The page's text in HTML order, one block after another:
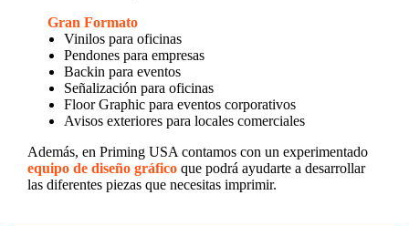
Gran Formato
Vinilos para oficinas
Pendones para empresas
Backin para eventos
Señalización para oficinas
Floor Graphic para eventos corporativos
Avisos exteriores para locales comerciales
Además, en Priming USA contamos con un experimentado
equipo de diseño gráficoque podrá ayudarte a desarrollar
las diferentes piezas que necesitas imprimir.